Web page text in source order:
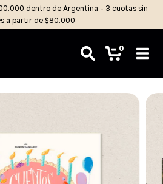
dentro de Argentina - 3 cuotas sin
a partir de $80.000
0